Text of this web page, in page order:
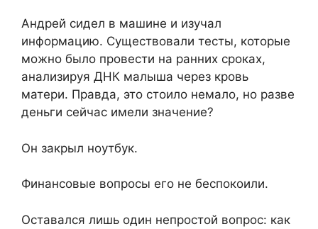
Андрей сидел в машине и изучал
информацию. Существовали тесты, которые
можно было провести на ранних сроках,
анализируя ДНК малыша через кровь
матери. Правда, это стоило немало, но разве
деньги сейчас имели значение?
Он закрыл ноутбук.
Финансовые вопросы его не беспокоили.
Оставался лишь один непростой вопрос: как